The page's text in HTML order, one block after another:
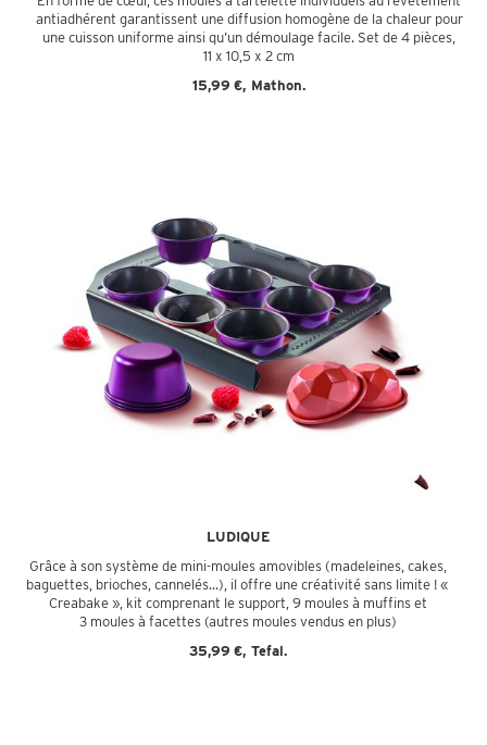
antiadhérent garantissent une diffusion homogène de la chaleur pour
une cuisson uniforme ainsi qu’un démoulage facile. Set de 4 pièces,
11 x 10,5 x 2 cm
15,99 €, Mathon.
LUDIQUE
Grâce à son système de mini-moules amovibles (madeleines, cakes,
baguettes, brioches, cannelés...), il offre une créativité sans limite ! «
Creabake », kit comprenant le support, 9 moules à muffins et
3 moules à facettes (autres moules vendus en plus)
35,99 €, Tefal.